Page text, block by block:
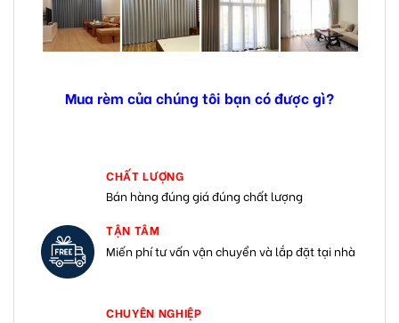
Mua rèm của chúng tôi bạn có được gì?
CHẤT LƯỢNG
Bán hàng đúng giá đúng chất lượng
TẬN TÂM
Miến phí tư vấn vận chuyển và lắp đặt tại nhà
CHUYÊN NGHIỆP